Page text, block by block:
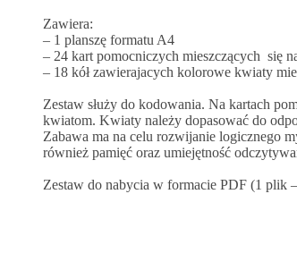
Zawiera:
– 1 planszę formatu A4
– 24 kart pomocniczych mieszczących się
– 18 kół zawierajacych kolorowe kwiaty
Zestaw służy do kodowania. Na kartach
kwiatom. Kwiaty należy dopasować do
Zabawa ma na celu rozwijanie logicznego
również pamięć oraz umiejętność
Zestaw do nabycia w formacie PDF (1 plik